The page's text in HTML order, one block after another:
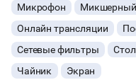
Микрофон
Микшерный
Онлайн трансляции
Сетевые фильтры
Чайник
Экран
БАНКЕТЫ
ЮБИЛЕЙ